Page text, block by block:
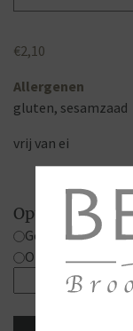
€2,10
Allergenen
gluten, sesamzaad
vrij van ei
Opties
Gesneden
Ongesneden
Toscane,
Bruin
Tarwe